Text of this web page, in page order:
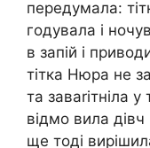
передумала:
годувала і
в запій і
тітка Нюра не
та заваrітніла
відмо вила
ще тоді